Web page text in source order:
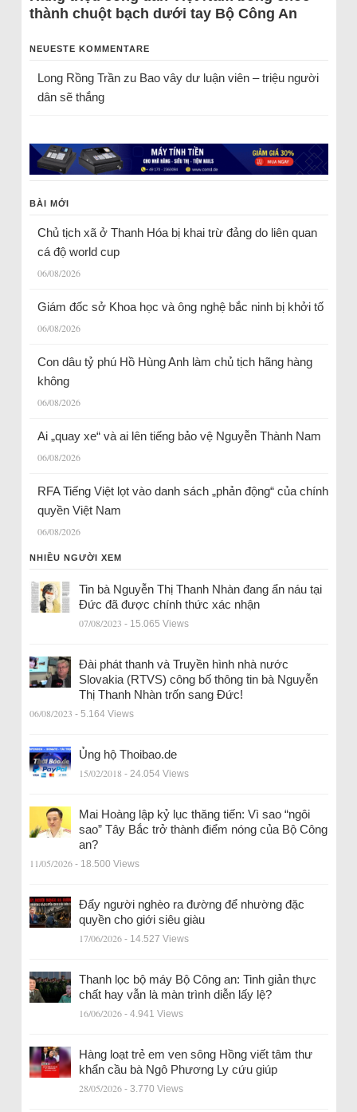
thành chuột bạch dưới tay Bộ Công An
NEUESTE KOMMENTARE
Long Rồng Trầnzu Bao vây dư luận viên – triệu người
dân sẽ thắng
BÀI MỚI
Chủ tịch xã ở Thanh Hóa bị khai trừ đảng do liên quan
cá độ world cup
06/08/2026
Giám đốc sở Khoa học và ông nghệ bắc ninh bị khởi tố
06/08/2026
Con dâu tỷ phú Hồ Hùng Anh làm chủ tịch hãng hàng
không
06/08/2026
Ai „quay xe“ và ai lên tiếng bảo vệ Nguyễn Thành Nam
06/08/2026
RFA Tiếng Việt lọt vào danh sách „phản động“ của chính
quyền Việt Nam
06/08/2026
NHIỀU NGƯỜI XEM
Tin bà Nguyễn Thị Thanh Nhàn đang ẩn náu tại
Đức đã được chính thức xác nhận
07/08/2023 - 15.065 Views
Đài phát thanh và Truyền hình nhà nước
Slovakia (RTVS) công bố thông tin bà Nguyễn
Thị Thanh Nhàn trốn sang Đức!
06/08/2023 - 5.164 Views
Ủng hộ Thoibao.de
15/02/2018 - 24.054 Views
Mai Hoàng lập kỷ lục thăng tiến: Vì sao “ngôi
sao” Tây Bắc trở thành điểm nóng của Bộ Công
an?
11/05/2026 - 18.500 Views
Đẩy người nghèo ra đường để nhường đặc
quyền cho giới siêu giàu
17/06/2026 - 14.527 Views
Thanh lọc bộ máy Bộ Công an: Tinh giản thực
chất hay vẫn là màn trình diễn lấy lệ?
16/06/2026 - 4.941 Views
Hàng loạt trẻ em ven sông Hồng viết tâm thư
khẩn cầu bà Ngô Phương Ly cứu giúp
28/05/2026 - 3.770 Views